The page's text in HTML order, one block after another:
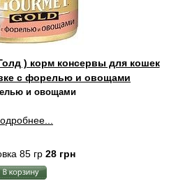
) корм консервы для кошек
с форелью и овощами
и овощами
85 гр 28 грн